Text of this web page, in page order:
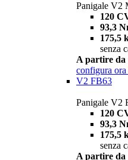
Panigale V2
120
93,3
175,5
senza
A partire da
configura ora
V2 FB63
Panigale V2
120
93,3
175,5
senza
A partire da